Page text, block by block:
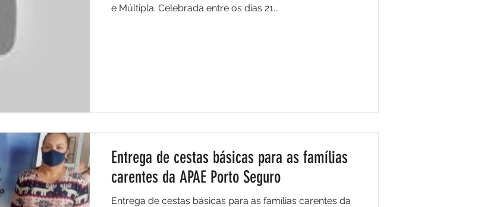
e Múltipla. Celebrada entre os dias 21...
Entrega de cestas básicas para as famílias
carentes da APAE Porto Seguro
Entrega de cestas básicas para as famílias carentes da